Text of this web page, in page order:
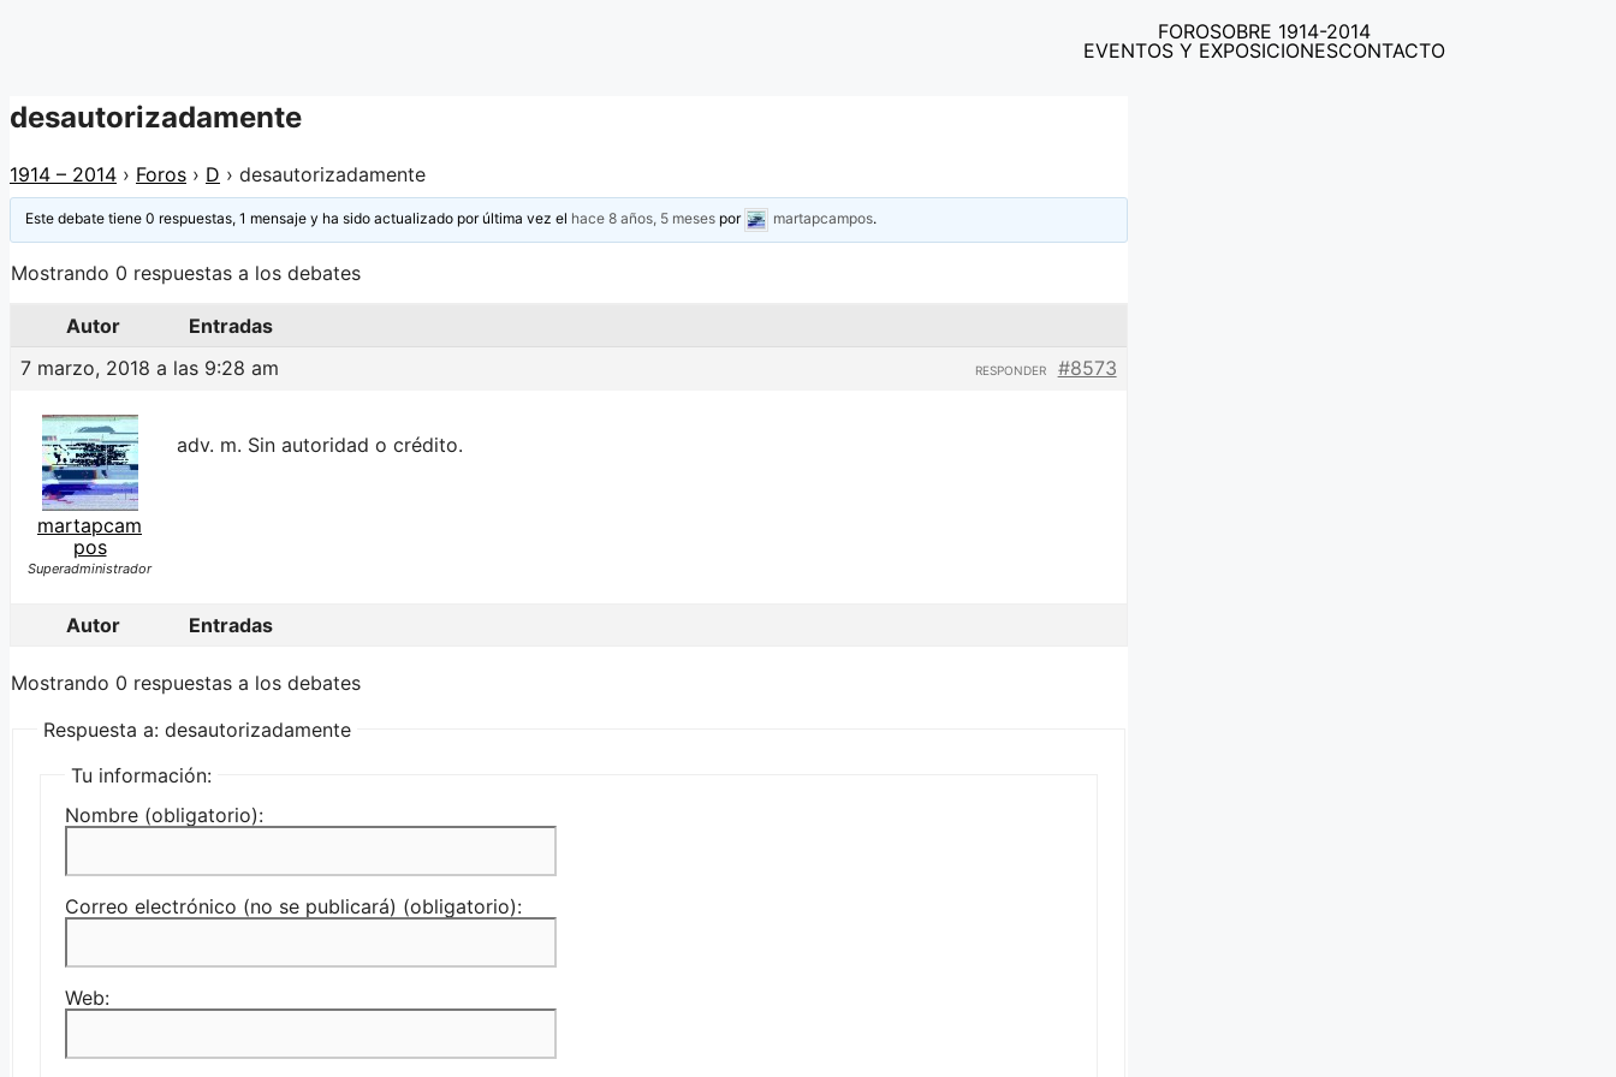
FOROSOBRE 1914-2014
EVENTOS Y EXPOSICIONESCONTACTO
desautorizadamente
1914 – 2014 › Foros › D › desautorizadamente
Este debate tiene 0 respuestas, 1 mensaje y ha sido actualizado por última vez el hace 8 años, 5 mesespor martapcampos.
Mostrando 0 respuestas a los debates
Autor
Entradas
7 marzo, 2018 a las 9:28 am
#8573
RESPONDER
martapcam
pos
Superadministrador
adv. m. Sin autoridad o crédito.
Autor Entradas
Mostrando 0 respuestas a los debates
Respuesta a: desautorizadamente
Tu información:
Nombre (obligatorio):
Correo electrónico (no se publicará) (obligatorio):
Web: